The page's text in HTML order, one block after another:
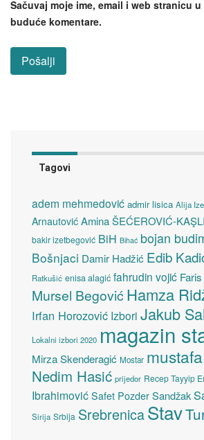
Sačuvaj moje ime, email i web stranicu
buduće komentare.
Tagovi
adem mehmedović admir lisica Alija
Arnautović Amina ŠEĆEROVIĆ-KAŞLI
bakir izetbegović BiH Bihać bojan
Bošnjaci Damir Hadžić Edib
Ratkušić enisa alagić fahrudin vojić
Mursel Begović Hamza
Irfan Horozović Izbori Jakub
Lokalni izbori 2020 magazin
Mirza Skenderagić Mostar
Nedim Hasić prijedor Recep Tayyip
Ibrahimović Safet Pozder Sandžak
Sirija Srbija SrebrenicaStav